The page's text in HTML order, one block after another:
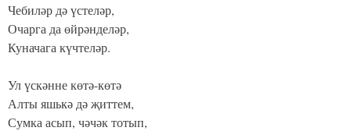
Чебиләр дә үстеләр,
Очарга да өйрәнделәр,
Куначага күчтеләр.
Ул үскәнне көтә-көтә
Алты яшькә дә җиттем,
Сумка асып, чәчәк тотып,